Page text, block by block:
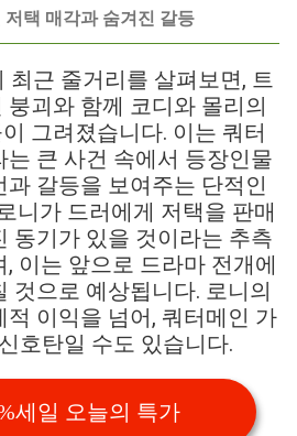
택 매각과 숨겨진 갈등
최근 줄거리를 살펴보면, 트
괴와 함께 코디와 몰리의
그려졌습니다. 이는 쿼터
큰 사건 속에서 등장인물
갈등을 보여주는 단적인
니가 드러에게 저택을 판매
동기가 있을 것이라는 추측
이는 앞으로 드라마 전개에
것으로 예상됩니다. 로니의
적 이익을 넘어, 쿼터메인 가
호탄일 수도 있습니다.
세일 오늘의 특가